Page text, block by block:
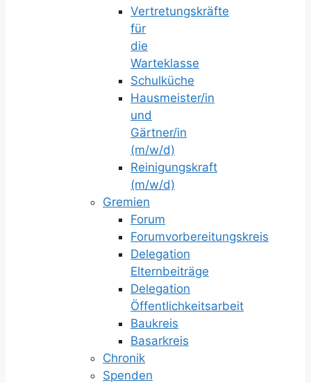
Vertretungskräfte
für
die
Warteklasse
Schulküche
Hausmeister/in
und
Gärtner/in
(m/w/d)
Reinigungskraft
(m/w/d)
Gremien
Forum
Forumvorbereitungskreis
Delegation
Elternbeiträge
Delegation
Öffentlichkeitsarbeit
Baukreis
Basarkreis
Chronik
Spenden